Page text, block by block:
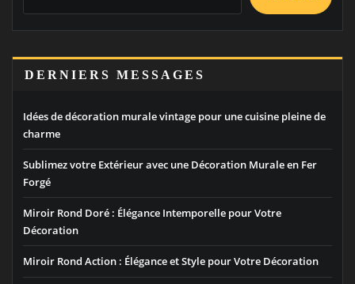
DERNIERS MESSAGES
Idées de décoration murale vintage pour une cuisine pleine de
charme
Sublimez votre Extérieur avec une Décoration Murale en Fer
Forgé
Miroir Rond Doré : Élégance Intemporelle pour Votre
Décoration
Miroir Rond Action : Élégance et Style pour Votre Décoration